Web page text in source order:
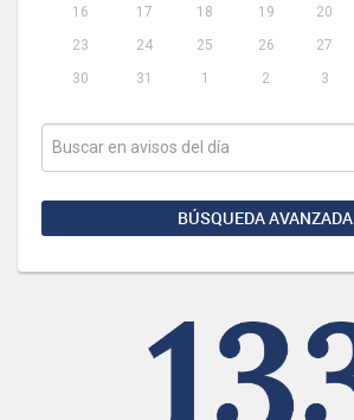
16
17 18 19 20
23
24 25 26 27
30
31 1 2 3
BÚSQUEDA AVANZADA